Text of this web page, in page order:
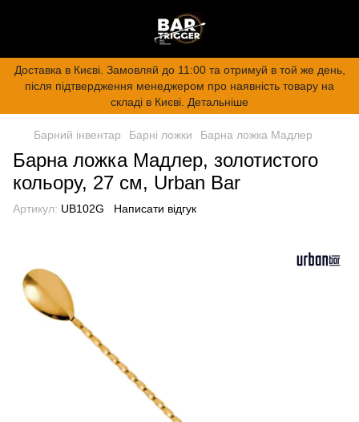
Доставка в Києві. Замовляй до 11:00 та отримуй в той же день,
після підтвердження менеджером про наявність товару на
складі в Києві. Детальніше
Барний інвентар Барні ложки Барна ложка Мадлер
Барна ложка Мадлер, золотистого
кольору, 27 см, Urban Bar
Артикул: UB102G Написати відгук